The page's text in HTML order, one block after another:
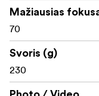
Mažiausias
70
Svoris (g)
230